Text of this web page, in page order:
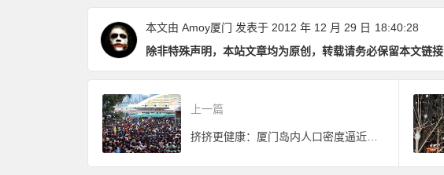
本文由 Amoy厦门 发表于 2012 年 12 月 29 日 18:40:28
除非特殊声明，本站文章均为原创，转载请务必保留本文链接
上一篇